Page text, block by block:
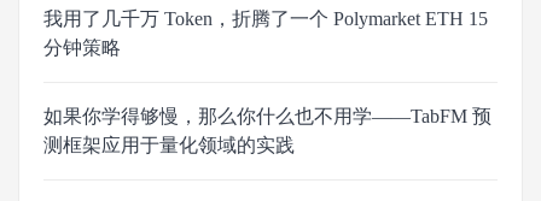
我用了几千万 Token，折腾了一个 Polymarket ETH 15
分钟策略
如果你学得够慢，那么你什么也不用学——TabFM 预
测框架应用于量化领域的实践